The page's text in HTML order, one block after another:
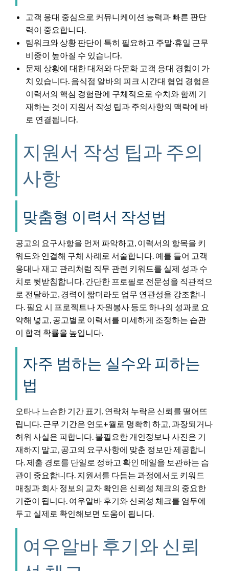
고객 응대 중심으로 커뮤니케이션 능력과 빠른 판단
력이 중요합니다.
팀워크와 상황 판단이 특히 필요하고 주말·휴일 근무
비중이 높아질 수 있습니다.
문제 상황에 대한 대처와 다문화 고객 응대 경험이 가
치 있습니다. 음식점 알바의 피크 시간대 협업 경험은
이력서의 핵심 경험란에 구체적으로 수치와 함께 기
재하는 것이 지원서 작성 팁과 주의사항의 맥락에 바
로 연결됩니다.
지원서 작성 팁과 주의
사항
맞춤형 이력서 작성법
공고의 요구사항을 먼저 파악하고, 이력서의 항목을 키
워드와 연결해 구체 사례로 서술합니다. 예를 들어 고객
응대나 재고 관리처럼 직무 관련 키워드를 실제 성과 수
치로 뒷받침합니다. 간단한 프로필로 전문성을 직관적으
로 전달하고, 경력이 짧더라도 업무 연관성을 강조합니
다. 필요 시 프로젝트나 자원봉사 등도 하나의 성과로 요
약해 넣고, 공고별로 이력서를 미세하게 조정하는 습관
이 합격 확률을 높입니다.
자주 범하는 실수와 피하는
법
오타나 느슨한 기간 표기, 연락처 누락은 신뢰를 떨어뜨
립니다. 근무 기간은 연도+월로 명확히 하고, 과장되거나
허위 사실은 피합니다. 불필요한 개인정보나 사진은 기
재하지 말고, 공고의 요구사항에 맞춘 정보만 제공합니
다. 제출 경로를 단일로 정하고 확인 메일을 보관하는 습
관이 중요합니다. 지원서를 다듬는 과정에서도 키워드
매칭과 회사 정보의 교차 확인은 신뢰성 체크의 중요한
기준이 됩니다. 여우알바 후기와 신뢰성 체크를 염두에
두고 실제로 확인해보면 도움이 됩니다.
여우알바 후기와 신뢰